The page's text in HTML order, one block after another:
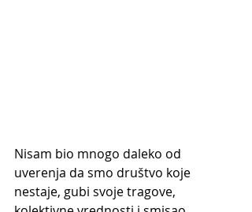
Nisam bio mnogo daleko od
uverenja da smo društvo koje
nestaje, gubi svoje tragove,